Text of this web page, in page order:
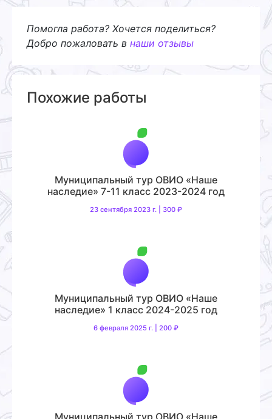
Помогла работа? Хочется поделиться?
Добро пожаловать в наши отзывы
Похожие работы
Муниципальный тур ОВИО «Наше
наследие» 7-11 класс 2023-2024 год
23 сентября 2023 г. | 300 ₽
Муниципальный тур ОВИО «Наше
наследие» 1 класс 2024-2025 год
6 февраля 2025 г. | 200 ₽
Муниципальный тур ОВИО «Наше